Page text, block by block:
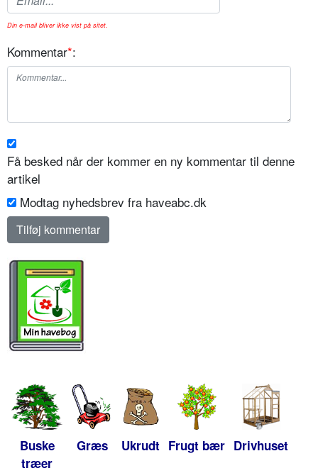
Din e-mail bliver ikke vist på sitet.
Kommentar*:
Få besked når der kommer en ny kommentar til denne
artikel
Modtag nyhedsbrev fra haveabc.dk
Buske
træer
Græs Ukrudt Frugt bær Drivhuset